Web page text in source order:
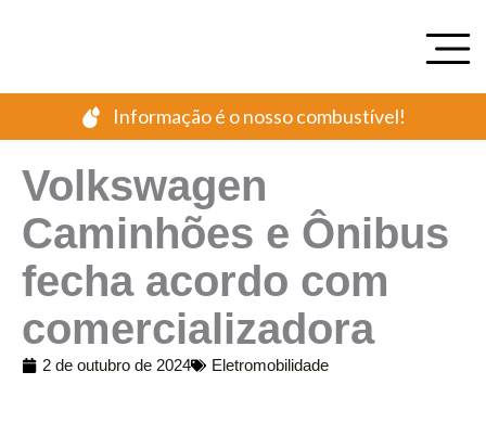
Informação é o nosso combustível!
Volkswagen
Caminhões e Ônibus
fecha acordo com
comercializadora
2 de outubro de 2024 Eletromobilidade